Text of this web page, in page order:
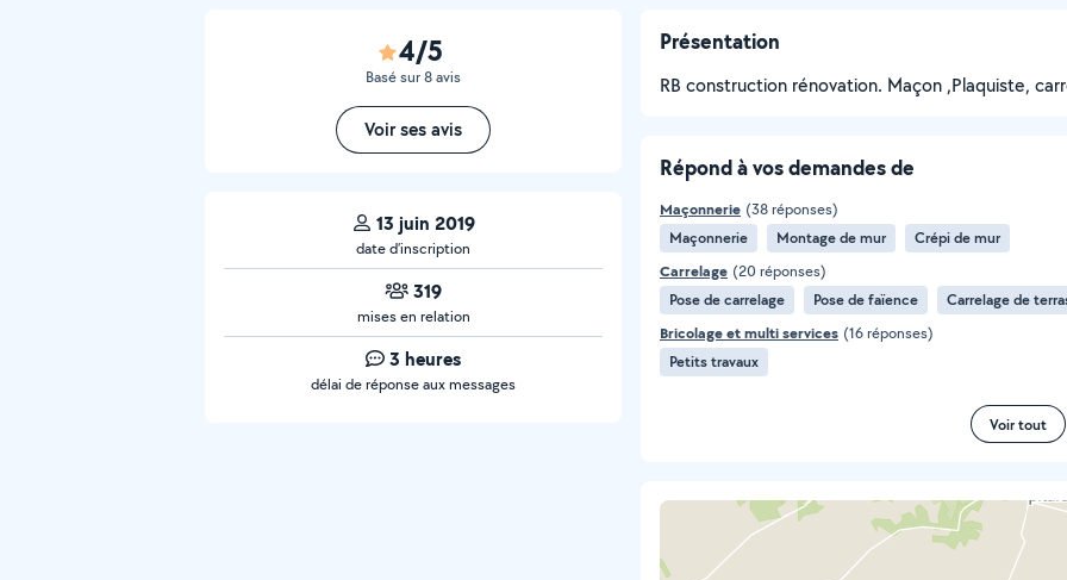
4/5
Basé sur 8 avis
Voir ses avis
13 juin 2019
date d’inscription
319
mises en relation
3 heures
délai de réponse aux messages
Présentation
RB construction rénovation. Maçon ,Plaquiste,
Répond à vos demandes de
Maçonnerie (38 réponses)
Maçonnerie
Montage de mur
Crépi de mur
Carrelage (20 réponses)
Pose de carrelage
Pose de faïence
Carrelage de
Bricolage et multi services (16 réponses)
Petits travaux
Voir tout